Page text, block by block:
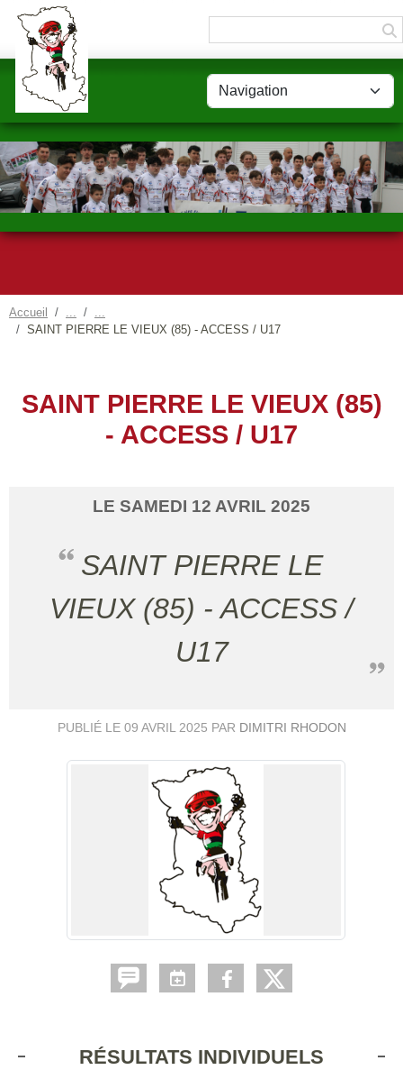
Accueil
SAINT PIERRE LE VIEUX (85) - ACCESS / U17
SAINT PIERRE LE VIEUX (85)
- ACCESS / U17
LE SAMEDI 12 AVRIL 2025
SAINT PIERRE LE
VIEUX (85) - ACCESS /
U17
PUBLIÉ LE 09 AVRIL 2025 PAR DIMITRI RHODON
RÉSULTATS INDIVIDUELS
Panneau de gestion des cookies